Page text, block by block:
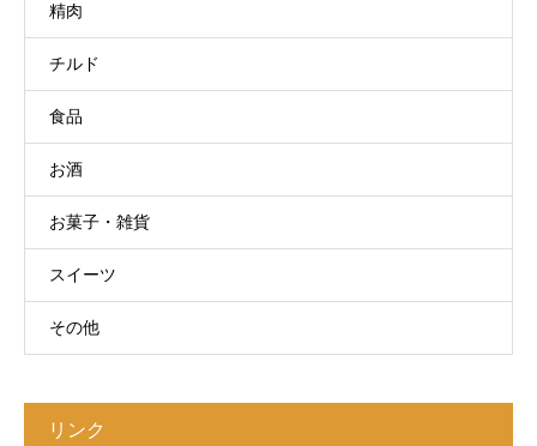
精肉
チルド
食品
お酒
お菓子・雑貨
スイーツ
その他
リンク